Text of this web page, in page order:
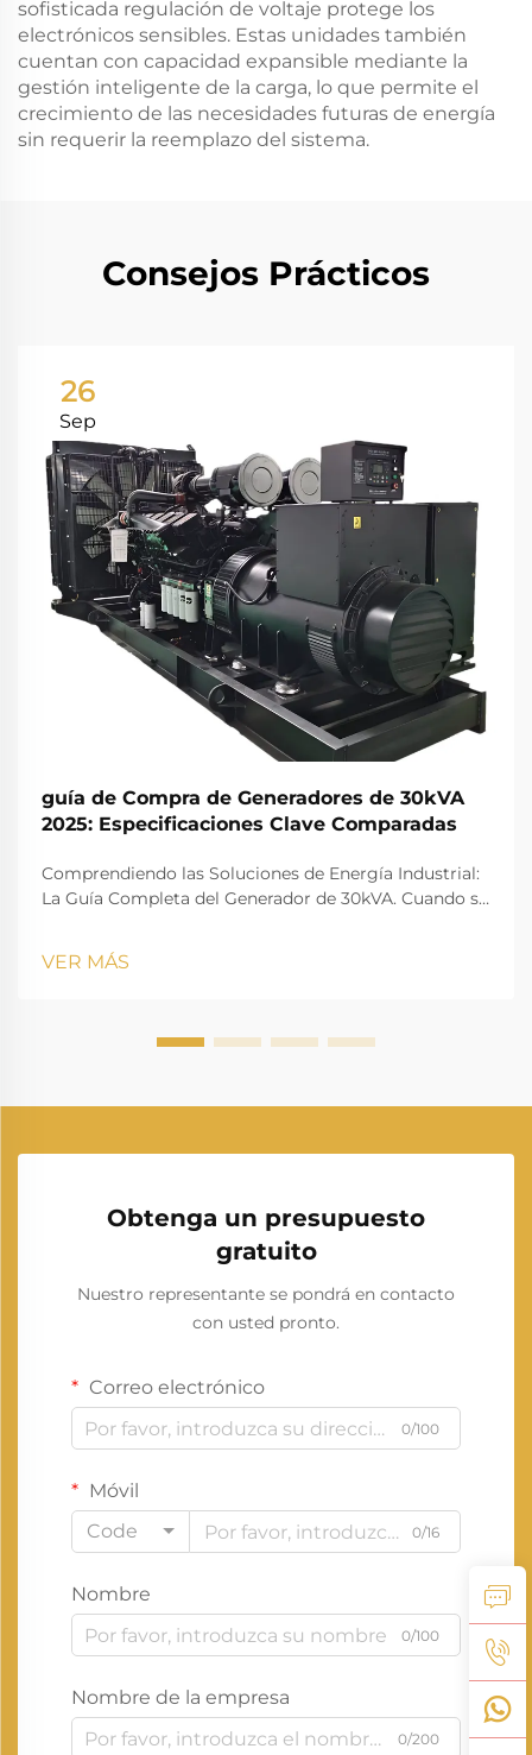
sofisticada regulación de voltaje protege los
electrónicos sensibles. Estas unidades también
cuentan con capacidad expansible mediante la
gestión inteligente de la carga, lo que permite el
crecimiento de las necesidades futuras de energía
sin requerir la reemplazo del sistema.
Consejos Prácticos
26
Sep
guía de Compra de Generadores de 30kVA
2025: Especificaciones Clave Comparadas
Comprendiendo las Soluciones de Energía Industrial:
La Guía Completa del Generador de 30kVA. Cuando se
operaciones comerciales de tamaño mediano, sitios
de construcción o sistemas de respaldo, un generador
VER MÁS
Obtenga un presupuesto
gratuito
Nuestro representante se pondrá en contacto
con usted pronto.
Correo electrónico
0/100
Móvil
Code
0/16
Nombre
0/100
Nombre de la empresa
0/200